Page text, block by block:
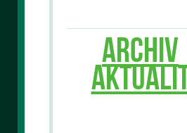
ARCHIV
AKTUALIT